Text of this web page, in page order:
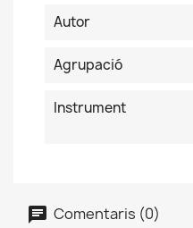
Autor
Agrupació
Instrument
Comentaris (0)